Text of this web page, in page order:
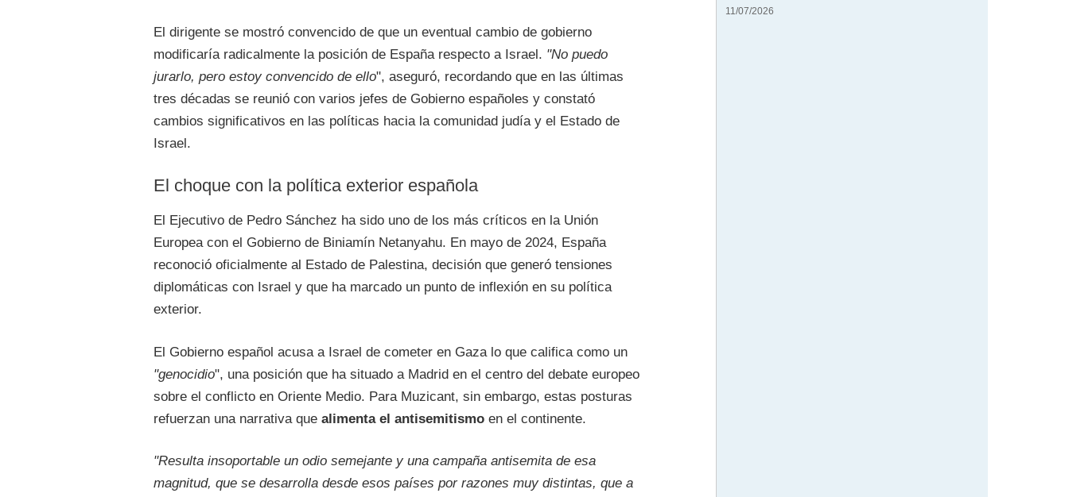
El dirigente se mostró convencido de que un eventual cambio de gobierno
modificaría radicalmente la posición de España respecto a Israel. "No puedo
jurarlo, pero estoy convencido de ello", aseguró, recordando que en las últimas
tres décadas se reunió con varios jefes de Gobierno españoles y constató
cambios significativos en las políticas hacia la comunidad judía y el Estado de
Israel.
El choque con la política exterior española
El Ejecutivo de Pedro Sánchez ha sido uno de los más críticos en la Unión
Europea con el Gobierno de Biniamín Netanyahu. En mayo de 2024, España
reconoció oficialmente al Estado de Palestina, decisión que generó tensiones
diplomáticas con Israel y que ha marcado un punto de inflexión en su política
exterior.
El Gobierno español acusa a Israel de cometer en Gaza lo que califica como un
"genocidio", una posición que ha situado a Madrid en el centro del debate europeo
sobre el conflicto en Oriente Medio. Para Muzicant, sin embargo, estas posturas
refuerzan una narrativa quealimenta el antisemitismo en el continente.
"Resulta insoportable un odio semejante y una campaña antisemita de esa
magnitud, que se desarrolla desde esos países por razones muy distintas, que a
11/07/2026